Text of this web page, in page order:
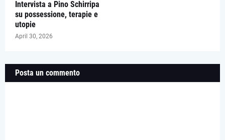
Intervista a Pino Schirripa
su possessione, terapie e
utopie
April 30, 2026
Posta un commento